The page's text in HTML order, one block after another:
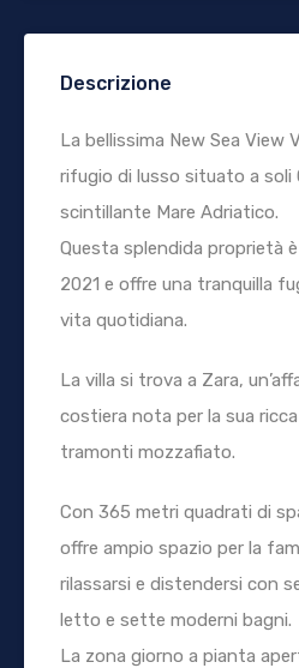
Descrizione
La bellissima New Sea View
rifugio di lusso situato a soli
scintillante Mare Adriatico.
Questa splendida proprietà
2021 e offre una tranquilla
vita quotidiana.
La villa si trova a Zara,
costiera nota per la sua
tramonti mozzafiato.
Con 365 metri quadrati di
offre ampio spazio per la
rilassarsi e distendersi con
letto e sette moderni bagni.
La zona giorno a pianta